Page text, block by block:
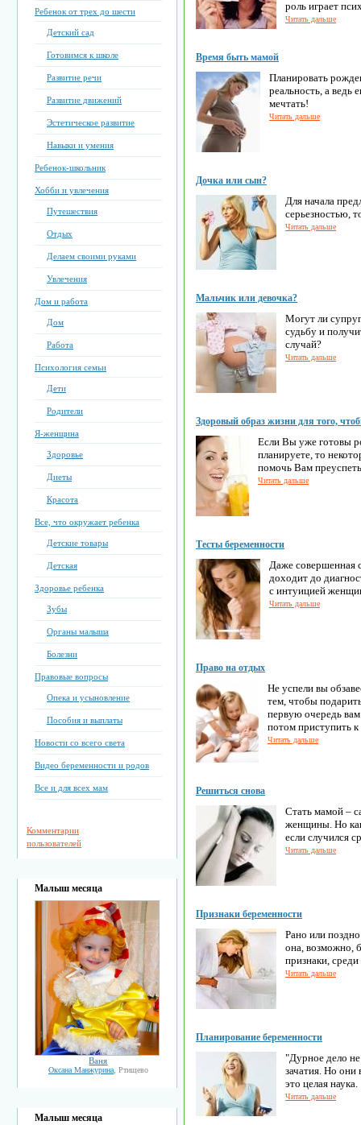
Ребенок от трех до шести
Детский сад
Готовимся к школе
Развитие речи
Развитие движений
Эстетическое развитие
Навыки и умения
Ребенок-школьник
Хобби и увлечения
Путешествия
Отдых
Делаем своими руками
Увлечения
Дом и работа
Дом
Работа
Психология семьи
Дети
Родители
Я-женщина
Здоровье
Диеты
Красота
Все, что окружает ребенка
Детские товары
Детская
Здоровье ребенка
Зубы
Органы малыша
Болезни
Правовые вопросы
Опека и усыновление
Пособия и выплаты
Новости со всего света
Видео беременности и родов
Все и для всех мам
Комментарии
пользователей
Малыш месяца
Ваня
Оксана Манжурина, Ртищево
Малыш месяца
роль играет
Читать дальше
Время быть мамой
Планировать
реальность, а ведь
мечтать!
Читать дальше
Дочка или сын?
Для начала
серьезностью,
Читать дальше
Мальчик или девочка?
Могут ли
судьбу и
случай?
Читать дальше
Здоровый образ жизни для того,
Если Вы уже готовы
планируете, то
помочь Вам
Читать дальше
Тесты беременности
Даже совершенная
доходит до
с интуицией
Читать дальше
Право на отдых
Не успели вы
тем, чтобы
первую очередь
потом приступить
Читать дальше
Решиться снова
Стать мамой –
женщины. Но
если случился
Читать дальше
Признаки беременности
Рано или
она, возможно,
признаки,
Читать дальше
Планирование беременности
"Дурное дело
зачатия. Но они
это целая наука.
Читать дальше